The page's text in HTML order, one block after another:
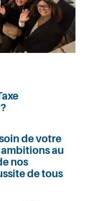
de votre
au
nos
de tous